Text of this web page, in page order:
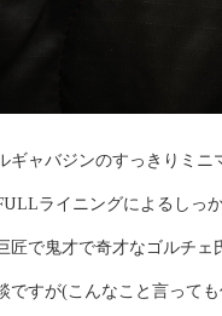
ギャバジンのすっきりミニ
ライニングによるしっ
匠で鬼才で奇才なゴルチェ
ですが(こんなこと言って